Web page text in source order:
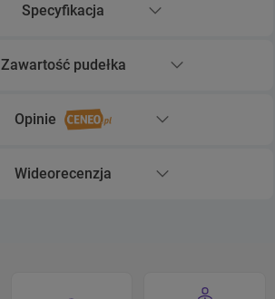
Specyfikacja
Rozwiń sekcję Specyfikacja
Zawartość pudełka
Rozwiń sekcję Zawartość pudełka
Opinie
Rozwiń sekcję Opinie
Wideorecenzja
Rozwiń sekcję Wideorecenzja